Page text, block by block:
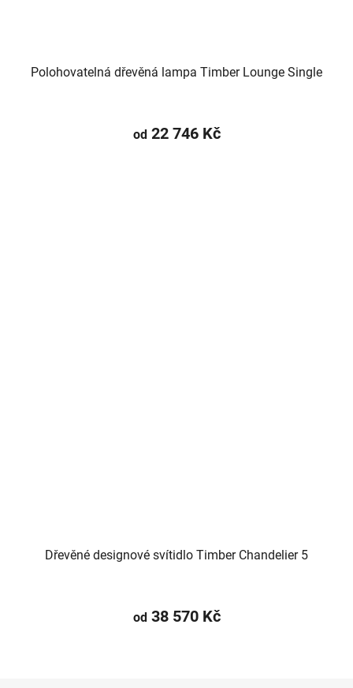
Polohovatelná dřevěná lampa Timber Lounge Single
od22 746 Kč
Dřevěné designové svítidlo Timber Chandelier 5
od38 570 Kč